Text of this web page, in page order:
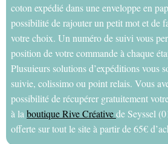
coton expédié dans une enveloppe en
possibilité de rajouter un petit mot et de
votre choix. Un numéro de suivi vous
position de votre commande à chaque
Plusuieurs solutions d’expéditions vous
suivie, colissimo ou point relais. Vous
possibilité de récupérer gratuitement
à la boutique Rive Créativede Seyssel
offerte sur tout le site à partir de 65€